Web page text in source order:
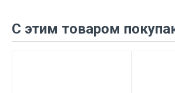
С этим товаром